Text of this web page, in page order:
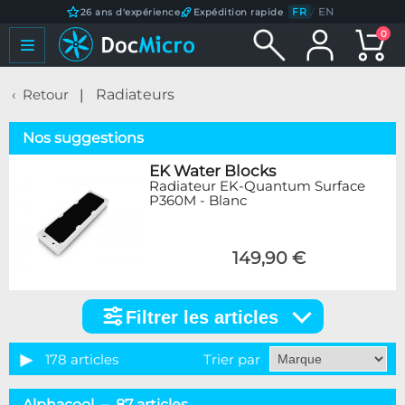
26 ans d'expérience Expédition rapide FR / EN
0
Retour Radiateurs
Nos suggestions
EK Water Blocks
Radiateur EK-Quantum Surface
P360M - Blanc
149,90 €
articles
Catégorie
Filtrer les articles
178 articles Trier par